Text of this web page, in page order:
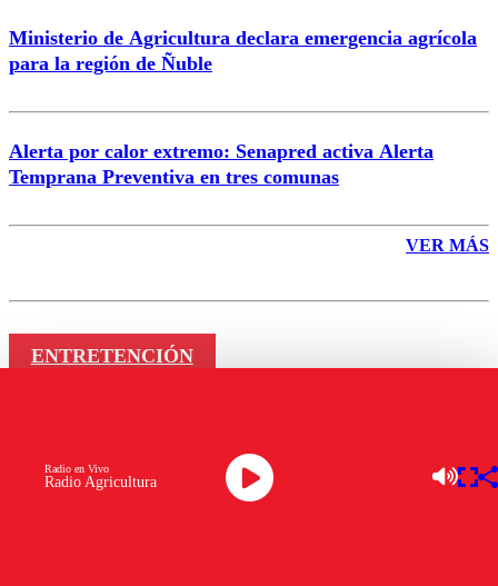
Ministerio de Agricultura declara emergencia agrícola
para la región de Ñuble
Alerta por calor extremo: Senapred activa Alerta
Temprana Preventiva en tres comunas
VER MÁS
ENTRETENCIÓN
sobre su incierto futuro en CHV:
Radio Agricultura
Radio en Vivo